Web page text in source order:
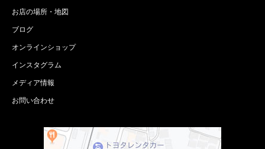
お店の場所・地図
ブログ
オンラインショップ
インスタグラム
メディア情報
お問い合わせ